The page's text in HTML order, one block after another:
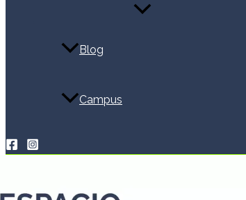
Alternar
Blog
Campus